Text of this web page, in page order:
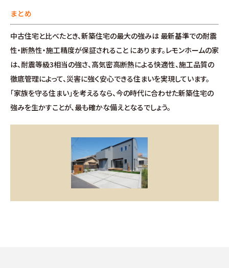
お問い合わせ
∟総合お問い合わせ
∟資料請求
まとめ
中古住宅と比べたとき、新築住宅の最大の強みは 最新基準での耐震
性・断熱性・施工精度が保証されること にあります。レモンホームの家
は、耐震等級3相当の強さ、高気密高断熱による快適性、施工品質の
徹底管理によって、災害に強く安心できる住まいを実現しています。
「家族を守る住まい」を考えるなら、今の時代に合わせた新築住宅の
強みを生かすことが、最も確かな備えとなるでしょう。